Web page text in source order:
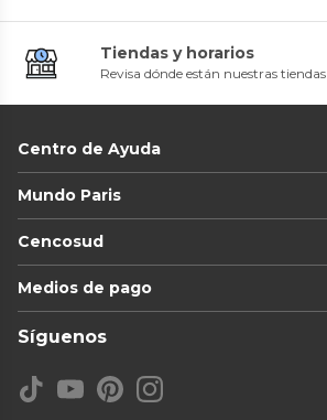
Tiendas y horarios
Revisa dónde están nuestras tiendas
Centro de Ayuda
Mundo Paris
Cencosud
Medios de pago
Síguenos